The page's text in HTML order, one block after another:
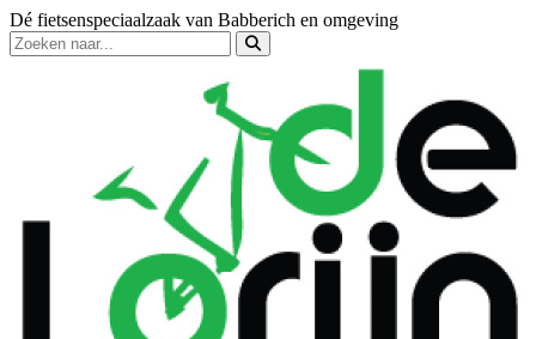
Dé fietsenspeciaalzaak van Babberich en omgeving